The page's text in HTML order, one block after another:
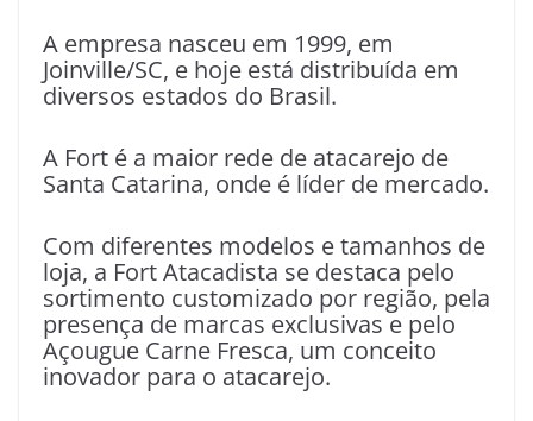
A empresa nasceu em 1999, em
Joinville/SC, e hoje está distribuída em
diversos estados do Brasil.
A Fort é a maior rede de atacarejo de
Santa Catarina, onde é líder de mercado.
Com diferentes modelos e tamanhos de
loja, a Fort Atacadista se destaca pelo
sortimento customizado por região, pela
presença de marcas exclusivas e pelo
Açougue Carne Fresca, um conceito
inovador para o atacarejo.